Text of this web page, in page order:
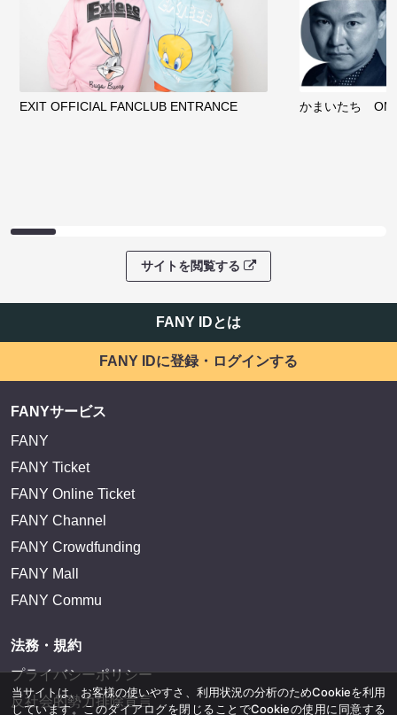
EXIT OFFICIAL FANCLUB ENTRANCE かまいたち
サイトを閲覧する
FANY IDとは
FANY IDに登録・ログインする
FANYサービス
FANY
FANY Ticket
FANY Online Ticket
FANY Channel
FANY Crowdfunding
FANY Mall
FANY Commu
法務・規約
プライバシーポリシー
反社会的勢力排除宣言
当サイトは、お客様の使いやすさ、利用状況の分析のためCookieを利用
しています。このダイアログを閉じることでCookieの使用に同意する